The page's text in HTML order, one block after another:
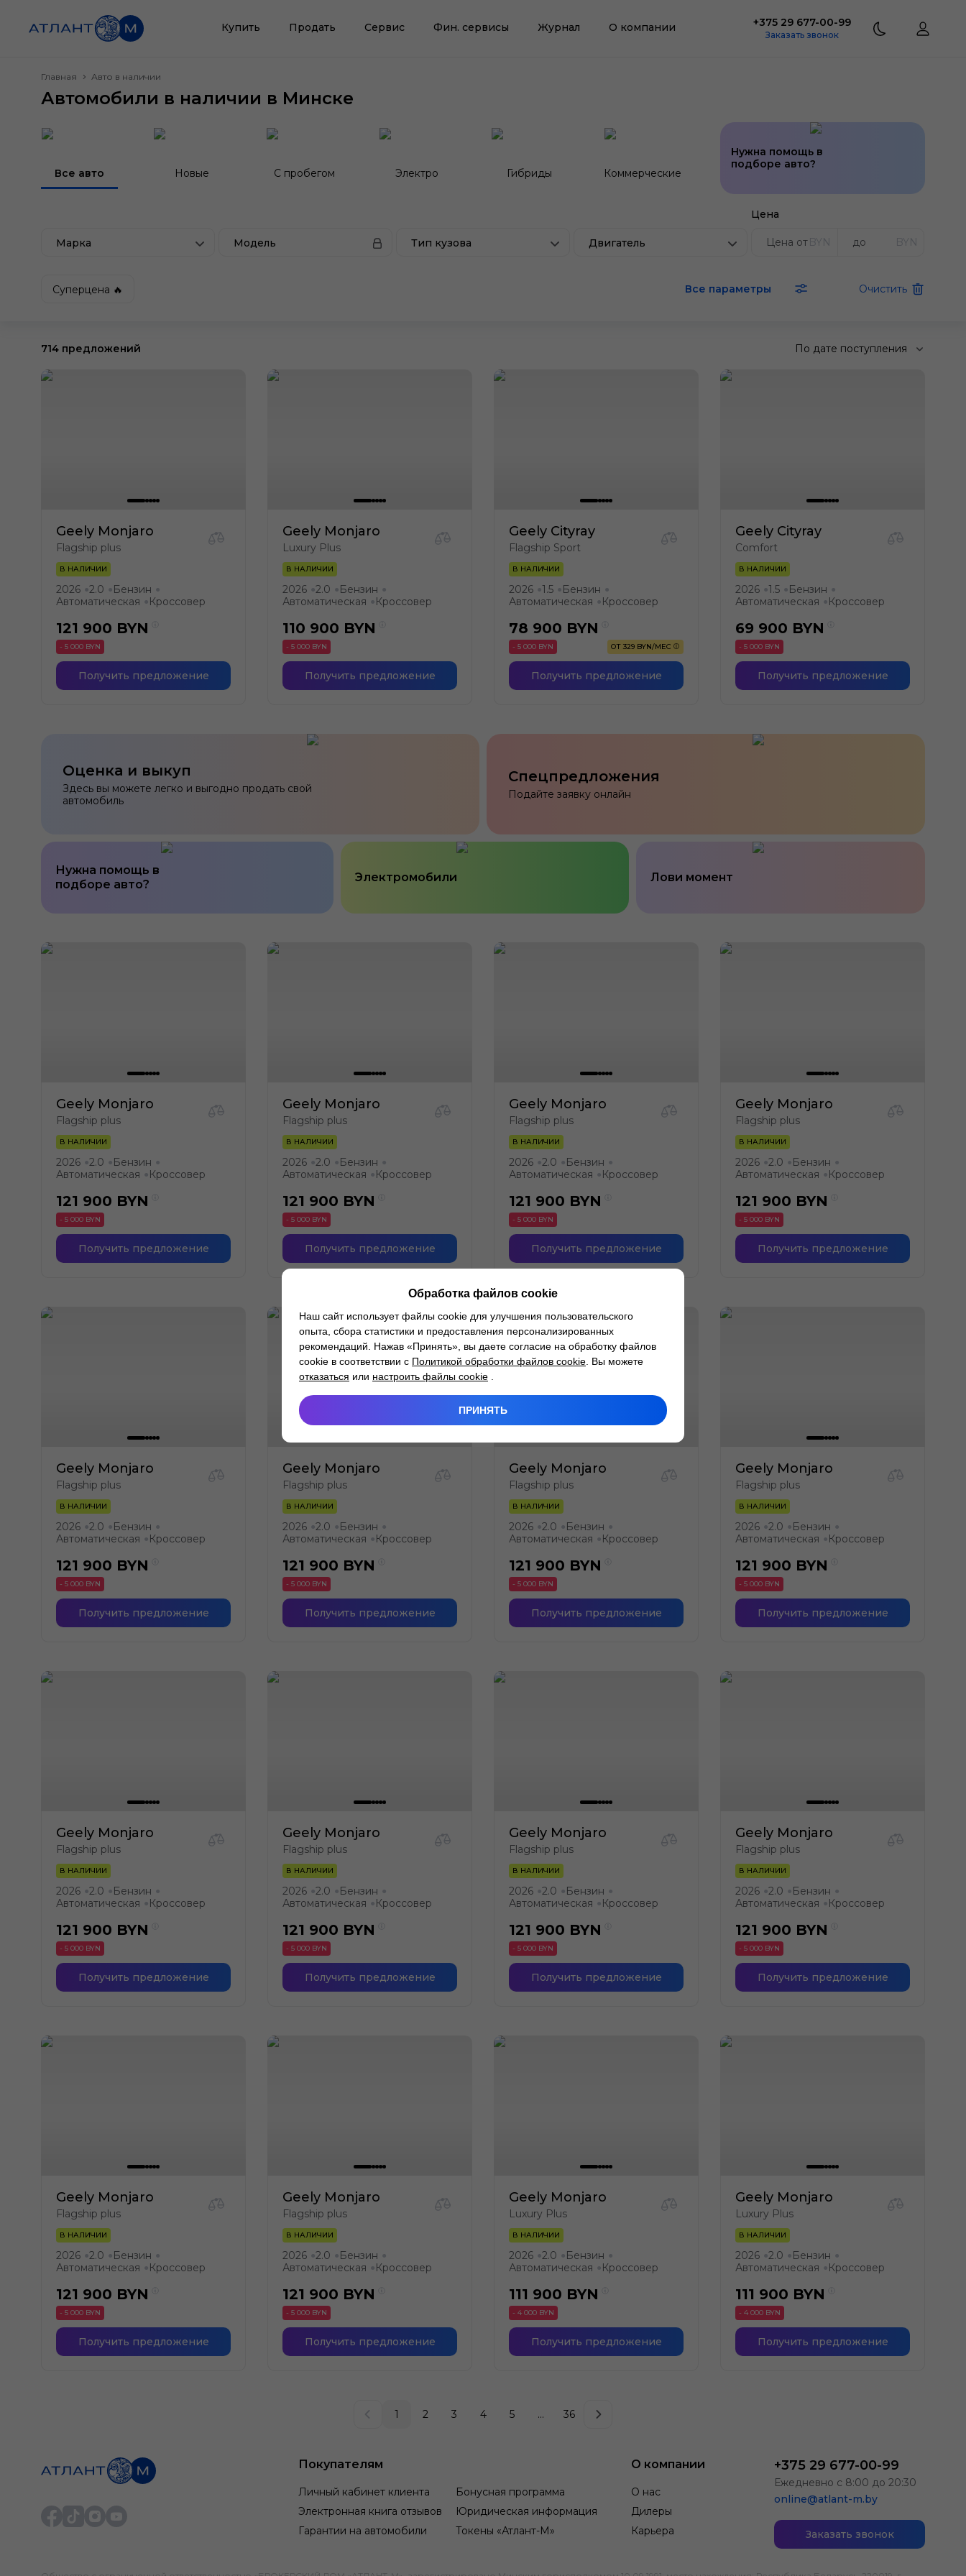
Купить Продать Сервис Фин. сервисы Журнал О компании +375 29 677-00-99
Заказать звонок
Главная Авто в наличии
Автомобили в наличии в Минске
Все авто Новые С пробегом Электро Гибриды Коммерческие
Нужна помощь в
подборе авто?
Марка Модель Тип кузова Двигатель
Цена
BYN BYN
Суперцена 🔥 Все параметры Очистить
714 предложений По дате поступления
Geely Monjaro
Flagship plus
В НАЛИЧИИ
2026 ●2.0 ● Бензин ●
Автоматическая ● Кроссовер
121 900 BYN
- 5 000 BYN
Получить предложение
Geely Monjaro
Luxury Plus
В НАЛИЧИИ
2026 ●2.0 ● Бензин ●
Автоматическая ● Кроссовер
110 900 BYN
- 5 000 BYN
Получить предложение
Geely Cityray
Flagship Sport
В НАЛИЧИИ
2026 ●1.5 ● Бензин ●
Автоматическая ● Кроссовер
78 900 BYN
- 5 000 BYN ОТ 329 BYN/МЕС
Получить предложение
Geely Cityray
Comfort
В НАЛИЧИИ
2026 ●1.5 ● Бензин ●
Автоматическая ● Кроссовер
69 900 BYN
- 5 000 BYN
Получить предложение
Оценка и выкуп
Здесь вы можете легко и выгодно продать свой
автомобиль
Спецпредложения
Подайте заявку онлайн
Нужна помощь в
подборе авто?
Электромобили Лови момент
Geely Monjaro
Flagship plus
В НАЛИЧИИ
2026 ●2.0 ● Бензин ●
Автоматическая ● Кроссовер
121 900 BYN
- 5 000 BYN
Получить предложение
Geely Monjaro
Flagship plus
В НАЛИЧИИ
2026 ●2.0 ● Бензин ●
Автоматическая ● Кроссовер
121 900 BYN
- 5 000 BYN
Получить предложение
Geely Monjaro
Flagship plus
В НАЛИЧИИ
2026 ●2.0 ● Бензин ●
Автоматическая ● Кроссовер
121 900 BYN
- 5 000 BYN
Получить предложение
Geely Monjaro
Flagship plus
В НАЛИЧИИ
2026 ●2.0 ● Бензин ●
Автоматическая ● Кроссовер
121 900 BYN
- 5 000 BYN
Получить предложение
Geely Monjaro
Flagship plus
В НАЛИЧИИ
2026 ●2.0 ● Бензин ●
Автоматическая ● Кроссовер
121 900 BYN
- 5 000 BYN
Получить предложение
Geely Monjaro
Flagship plus
В НАЛИЧИИ
2026 ●2.0 ● Бензин ●
Автоматическая ● Кроссовер
121 900 BYN
- 5 000 BYN
Получить предложение
Geely Monjaro
Flagship plus
В НАЛИЧИИ
2026 ●2.0 ● Бензин ●
Автоматическая ● Кроссовер
121 900 BYN
- 5 000 BYN
Получить предложение
Geely Monjaro
Flagship plus
В НАЛИЧИИ
2026 ●2.0 ● Бензин ●
Автоматическая ● Кроссовер
121 900 BYN
- 5 000 BYN
Получить предложение
Geely Monjaro
Flagship plus
В НАЛИЧИИ
2026 ●2.0 ● Бензин ●
Автоматическая ● Кроссовер
121 900 BYN
- 5 000 BYN
Получить предложение
Geely Monjaro
Flagship plus
В НАЛИЧИИ
2026 ●2.0 ● Бензин ●
Автоматическая ● Кроссовер
121 900 BYN
- 5 000 BYN
Получить предложение
Geely Monjaro
Flagship plus
В НАЛИЧИИ
2026 ●2.0 ● Бензин ●
Автоматическая ● Кроссовер
121 900 BYN
- 5 000 BYN
Получить предложение
Geely Monjaro
Flagship plus
В НАЛИЧИИ
2026 ●2.0 ● Бензин ●
Автоматическая ● Кроссовер
121 900 BYN
- 5 000 BYN
Получить предложение
Geely Monjaro
Flagship plus
В НАЛИЧИИ
2026 ●2.0 ● Бензин ●
Автоматическая ● Кроссовер
121 900 BYN
- 5 000 BYN
Получить предложение
Geely Monjaro
Flagship plus
В НАЛИЧИИ
2026 ●2.0 ● Бензин ●
Автоматическая ● Кроссовер
121 900 BYN
- 5 000 BYN
Получить предложение
Geely Monjaro
Luxury Plus
В НАЛИЧИИ
2026 ●2.0 ● Бензин ●
Автоматическая ● Кроссовер
111 900 BYN
- 4 000 BYN
Получить предложение
Geely Monjaro
Luxury Plus
В НАЛИЧИИ
2026 ●2.0 ● Бензин ●
Автоматическая ● Кроссовер
111 900 BYN
- 4 000 BYN
Получить предложение
1 2 3 4 5 ... 36
Покупателям
Личный кабинет клиента
Бонусная программа
Электронная книга отзывов
Юридическая информация
Гарантии на автомобили
Токены «Атлант-М»
О компании
О нас
Дилеры
Карьера
+375 29 677-00-99
Ежедневно с 8:00 до 20:30
online@atlant-m.by
Заказать звонок
Обработка файлов cookie
Наш сайт использует файлы cookie для улучшения пользовательского
опыта, сбора статистики и предоставления персонализированных
рекомендаций. Нажав «Принять», вы даете согласие на обработку файлов
cookie в соответствии с Политикой обработки файлов cookie . Вы можете
отказаться или настроить файлы cookie
ПРИНЯТЬ